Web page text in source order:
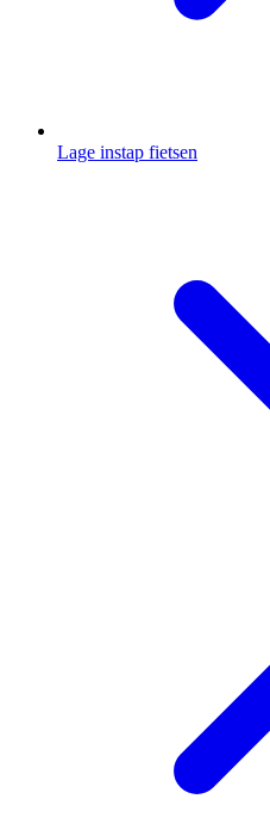
Lage instap fietsen